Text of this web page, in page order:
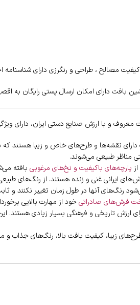
معروف و با ارزش صنایع دستی ایران، دارای
نقشه‌ها و طرح‌های خاص و زیبا هستند که
مناظر طبیعی می‌شوند.
پارچه‌های باکیفیت و نخ‌های مرغوبی بافته
ایرانی غنی و زنده هستند. از رنگ‌های
رنگ‌های آنها در طول زمان تغییر نکنند و
فرش‌های صادراتیخود از مهارت بالایی
ارزش تاریخی و فرهنگی بسیار زیادی هستند.
زیبا، کیفیت بافت بالا، رنگ‌های جذاب و